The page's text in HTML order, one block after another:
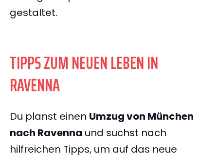
gestaltet.
TIPPS ZUM NEUEN LEBEN IN
RAVENNA
Du planst einen Umzug von München
nach Ravenna und suchst nach
hilfreichen Tipps, um auf das neue